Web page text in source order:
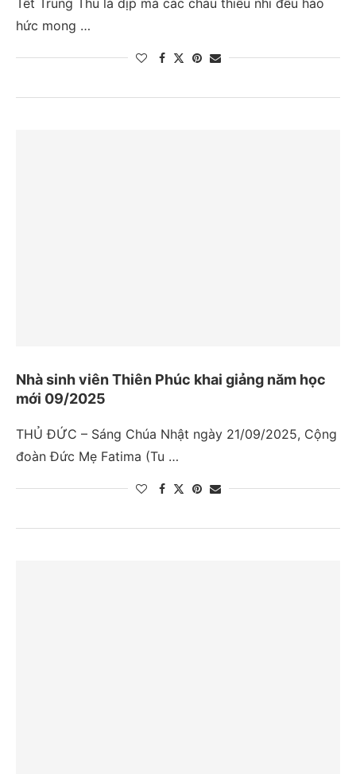
hức mong …
Nhà sinh viên Thiên Phúc khai giảng năm học
mới 09/2025
THỦ ĐỨC – Sáng Chúa Nhật ngày 21/09/2025, Cộng
đoàn Đức Mẹ Fatima (Tu …